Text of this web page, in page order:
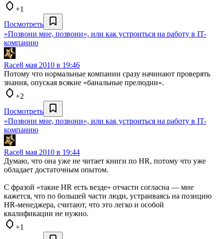
+1
Посмотреть
«Позвони мне, позвони», или как устроиться на работу в IT-
компанию
Race8 мая 2010 в 19:46
Потому что нормальные компании сразу начинают проверять
знания, опуская всякие «банальные прелюдии».
+2
Посмотреть
«Позвони мне, позвони», или как устроиться на работу в IT-
компанию
Race8 мая 2010 в 19:44
Думаю, что она уже не читает книги по HR, потому что уже
обладает достаточным опытом.
С фразой «такие HR есть везде» отчасти согласна — мне
кажется, что по большей части люди, устраиваясь на позицию
HR-менеджера, считают, что это легко и особой
квалификации не нужно.
+1